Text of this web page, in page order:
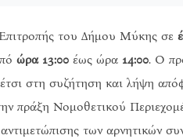
του Δήμου Μύκης σε
ώρα 13:00 έως ώρα 14:00. Ο
στη συζήτηση και λήψη
πράξη Νομοθετικού
των αρνητικών